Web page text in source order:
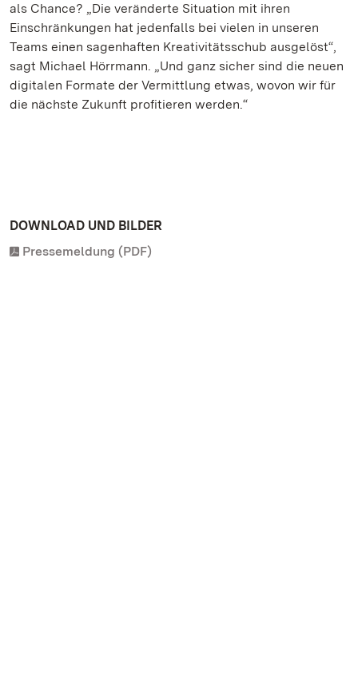
als Chance? „Die veränderte Situation mit ihren
Einschränkungen hat jedenfalls bei vielen in unseren
Teams einen sagenhaften Kreativitätsschub ausgelöst“,
sagt Michael Hörrmann. „Und ganz sicher sind die neuen
digitalen Formate der Vermittlung etwas, wovon wir für
die nächste Zukunft profitieren werden.“
DOWNLOAD UND BILDER
Pressemeldung (PDF)